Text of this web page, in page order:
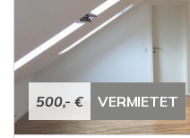
500,- € VERMIETET